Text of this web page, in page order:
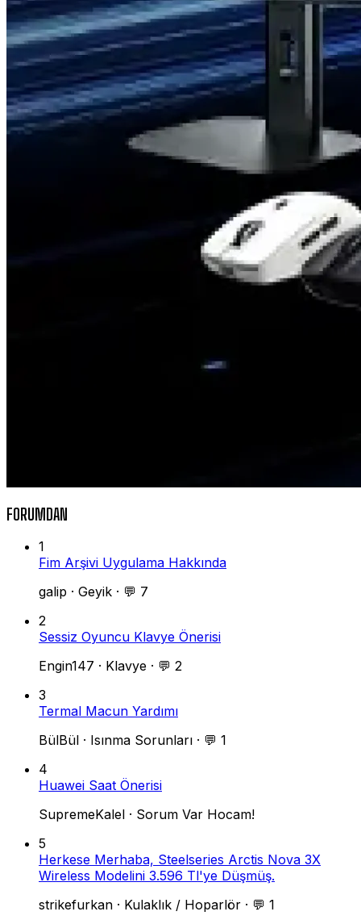
FORUMDAN
1
Fim Arşivi Uygulama Hakkında
galip · Geyik · 💬 7
2
Sessiz Oyuncu Klavye Önerisi
Engin147 · Klavye · 💬 2
3
Termal Macun Yardımı
BülBül · Isınma Sorunları · 💬 1
4
Huawei Saat Önerisi
SupremeKalel · Sorum Var Hocam!
5
Herkese Merhaba, Steelseries Arctis Nova 3X
Wireless Modelini 3.596 Tl'ye Düşmüş.
strikefurkan · Kulaklık / Hoparlör · 💬 1